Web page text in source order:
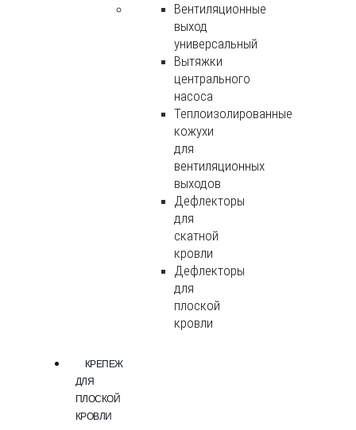
Вентиляционные
выход
универсальный
Вытяжки
центрального
насоса
Теплоизолированные
кожухи
для
вентиляционных
выходов
Дефлекторы
для
скатной
кровли
Дефлекторы
для
плоской
кровли
КРЕПЕЖ
ДЛЯ
ПЛОСКОЙ
КРОВЛИ